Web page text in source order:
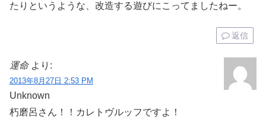
たりというような、改造する遊びにこってましたねー。
返信
運命 より:
2013年8月27日 2:53 PM
Unknown
朽磨呂さん！！カレトヴルッフですよ！